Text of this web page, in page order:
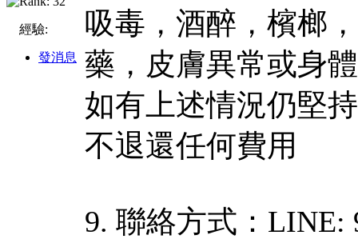
經驗:
發消息
吸毒，酒醉，檳榔
藥，皮膚異常或身
如有上述情況仍堅
不退還任何費用
9. 聯絡方式：